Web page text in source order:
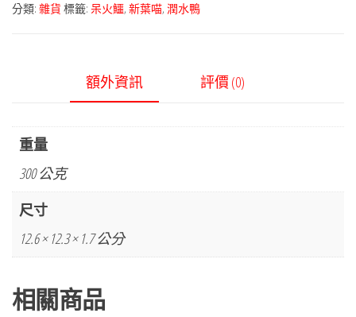
分類: 雜貨 標籤: 呆火鱷, 新葉喵, 潤水鴨
額外資訊 評價 (0)
重量
300 公克
尺寸
12.6 × 12.3 × 1.7 公分
相關商品